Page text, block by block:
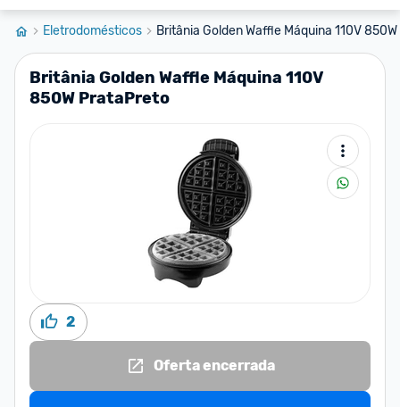
Eletrodomésticos Britânia Golden Waffle Máquina 110V
Britânia Golden Waffle Máquina 110V
850W PrataPreto
2
Oferta encerrada